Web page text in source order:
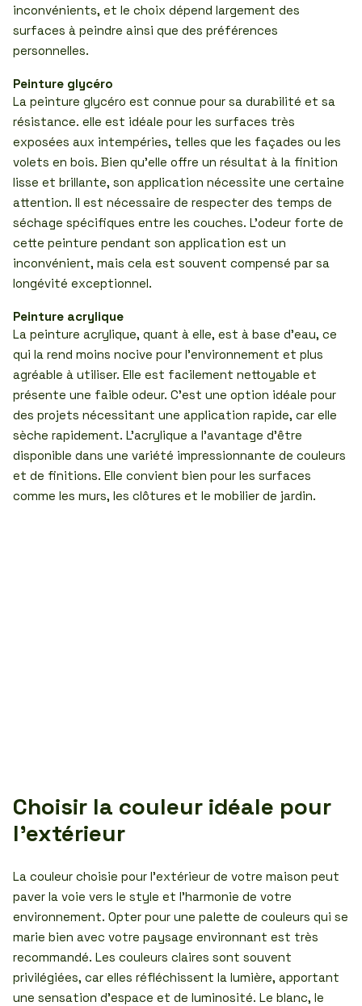
inconvénients, et le choix dépend largement des
surfaces à peindre ainsi que des préférences
personnelles.
Peinture glycéro
La peinture glycéro est connue pour sa durabilité et sa
résistance. elle est idéale pour les surfaces très
exposées aux intempéries, telles que les façades ou les
volets en bois. Bien qu’elle offre un résultat à la finition
lisse et brillante, son application nécessite une certaine
attention. Il est nécessaire de respecter des temps de
séchage spécifiques entre les couches. L’odeur forte de
cette peinture pendant son application est un
inconvénient, mais cela est souvent compensé par sa
longévité exceptionnel.
Peinture acrylique
La peinture acrylique, quant à elle, est à base d’eau, ce
qui la rend moins nocive pour l’environnement et plus
agréable à utiliser. Elle est facilement nettoyable et
présente une faible odeur. C’est une option idéale pour
des projets nécessitant une application rapide, car elle
sèche rapidement. L’acrylique a l’avantage d’être
disponible dans une variété impressionnante de couleurs
et de finitions. Elle convient bien pour les surfaces
comme les murs, les clôtures et le mobilier de jardin.
Choisir la couleur idéale pour
l’extérieur
La couleur choisie pour l’extérieur de votre maison peut
paver la voie vers le style et l’harmonie de votre
environnement. Opter pour une palette de couleurs qui se
marie bien avec votre paysage environnant est très
recommandé. Les couleurs claires sont souvent
privilégiées, car elles réfléchissent la lumière, apportant
une sensation d’espace et de luminosité. Le blanc, le